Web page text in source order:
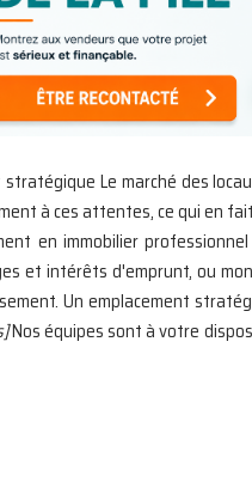
Le marché des
à ces attentes, ce qui en
en immobilier
et intérêts d'emprunt, ou
Un emplacement
Nos équipes sont à votre